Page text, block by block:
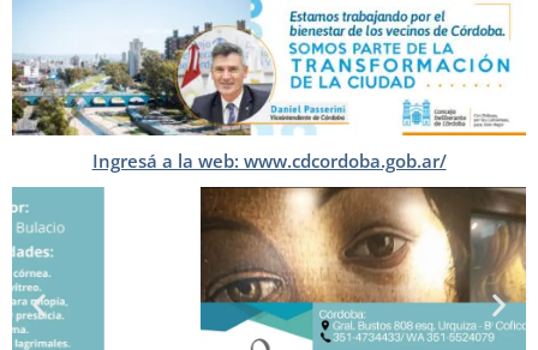
Ingresá a la web: www.cdcordoba.gob.ar/